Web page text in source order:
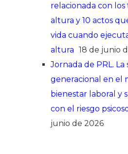
relacionada con los
altura y 10 actos
vida cuando
altura 18 de junio
Jornada de PRL. La
generacional en el
bienestar laboral y
con el riesgo
junio de 2026